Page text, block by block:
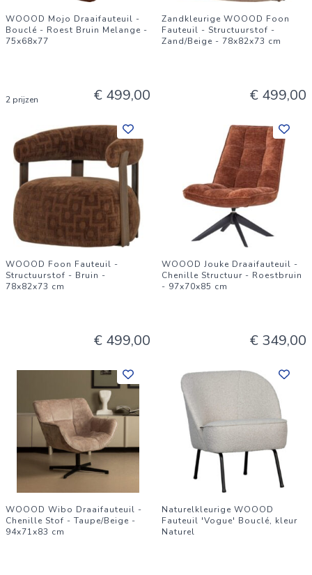
WOOOD Mojo Draaifauteuil -
Bouclé - Roest Bruin Melange -
75x68x77
2 prijzen € 499,00
Zandkleurige WOOOD Foon
Fauteuil - Structuurstof -
Zand/Beige - 78x82x73 cm
€ 499,00
WOOOD Foon Fauteuil -
Structuurstof - Bruin -
78x82x73 cm
€ 499,00
WOOOD Jouke Draaifauteuil -
Chenille Structuur - Roestbruin
- 97x70x85 cm
€ 349,00
WOOOD Wibo Draaifauteuil -
Chenille Stof - Taupe/Beige -
94x71x83 cm
Naturelkleurige WOOOD
Fauteuil 'Vogue' Bouclé, kleur
Naturel